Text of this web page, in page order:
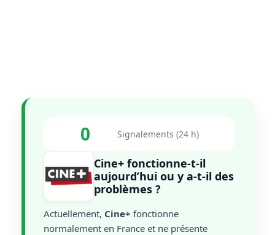
0 Signalements (24 h)
Cine+ fonctionne-t-il
aujourd’hui ou y a-t-il des
problèmes ?
Actuellement, Cine+ fonctionne
normalement en France et ne présente